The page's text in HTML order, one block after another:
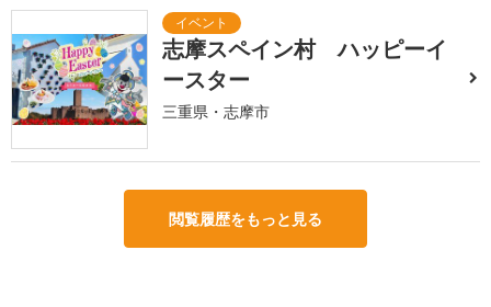
志摩スペイン村 ハッピーイ
ースター
三重県・志摩市
閲覧履歴をもっと見る